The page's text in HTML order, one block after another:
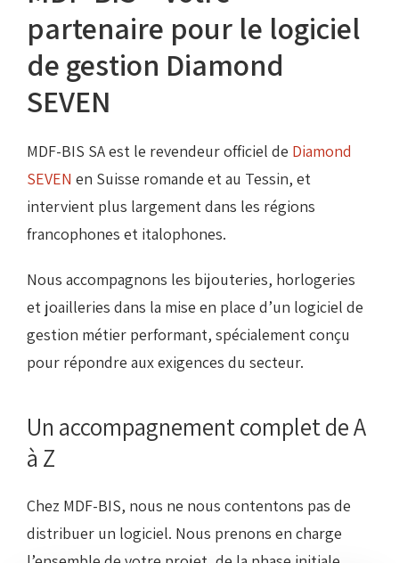
partenaire pour le logiciel
de gestion Diamond
SEVEN
MDF-BIS SA est le revendeur officiel de Diamond
SEVEN en Suisse romande et au Tessin, et
intervient plus largement dans les régions
francophones et italophones.
Nous accompagnons les bijouteries, horlogeries
et joailleries dans la mise en place d’un logiciel de
gestion métier performant, spécialement conçu
pour répondre aux exigences du secteur.
Un accompagnement complet de A
à Z
Chez MDF-BIS, nous ne nous contentons pas de
distribuer un logiciel. Nous prenons en charge